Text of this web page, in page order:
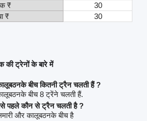
₹
30
₹
30
की ट्रेनों के बारे में
बीच कितनी ट्रैन चलती हैं ?
बीच 8 ट्रेंने चलती हैं.
पहले कौन से ट्रैन चलती है ?
और कालूबठनके बीच है